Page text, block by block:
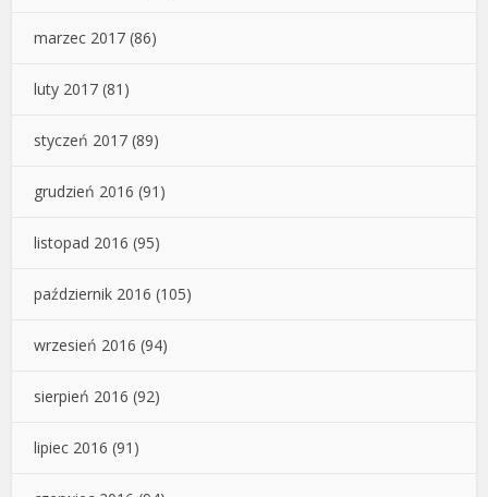
marzec 2017 (86)
luty 2017 (81)
styczeń 2017 (89)
grudzień 2016 (91)
listopad 2016 (95)
październik 2016 (105)
wrzesień 2016 (94)
sierpień 2016 (92)
lipiec 2016 (91)